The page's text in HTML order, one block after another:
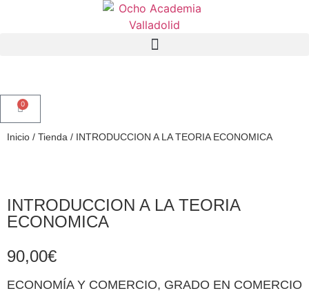
0
Inicio / Tienda / INTRODUCCION A LA TEORIA ECONOMICA
INTRODUCCION A LA TEORIA
ECONOMICA
90,00€
ECONOMÍA Y COMERCIO, GRADO EN COMERCIO